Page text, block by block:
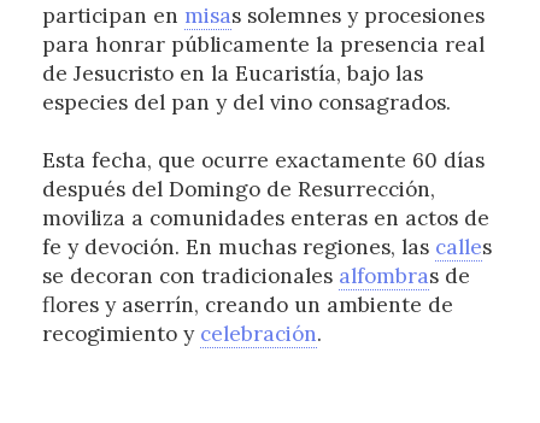
participan en misas solemnes y procesiones
para honrar públicamente la presencia real
de Jesucristo en la Eucaristía, bajo las
especies del pan y del vino consagrados.
Esta fecha, que ocurre exactamente 60 días
después del Domingo de Resurrección,
moviliza a comunidades enteras en actos de
fe y devoción. En muchas regiones, las calles
se decoran con tradicionales alfombras de
flores y aserrín, creando un ambiente de
recogimiento y celebración.